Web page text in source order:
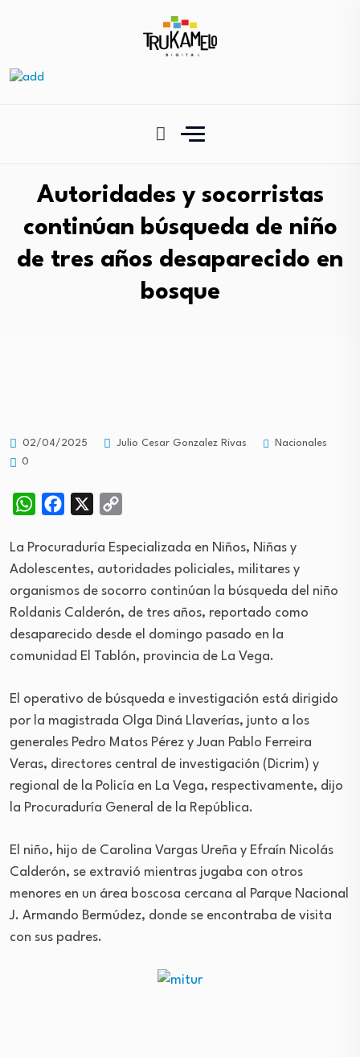
Autoridades y socorristas
continúan búsqueda de niño
de tres años desaparecido en
bosque
02/04/2025 Julio Cesar Gonzalez Rivas
Nacionales
0
WhatsAppFacebook
La Procuraduría Especializada en Niños, Niñas y
Adolescentes, autoridades policiales, militares y
organismos de socorro continúan la búsqueda del niño
Roldanis Calderón, de tres años, reportado como
desaparecido desde el domingo pasado en la
comunidad El Tablón, provincia de La Vega.
El operativo de búsqueda e investigación está dirigido
por la magistrada Olga Diná Llaverías, junto a los
generales Pedro Matos Pérez y Juan Pablo Ferreira
Veras, directores central de investigación (Dicrim) y
regional de la Policía en La Vega, respectivamente, dijo
la Procuraduría General de la República.
El niño, hijo de Carolina Vargas Ureña y Efraín Nicolás
Calderón, se extravió mientras jugaba con otros
menores en un área boscosa cercana al Parque Nacional
J. Armando Bermúdez, donde se encontraba de visita
con sus padres.